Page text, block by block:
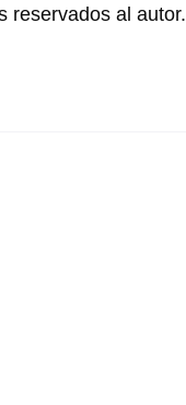
reservados al autor.